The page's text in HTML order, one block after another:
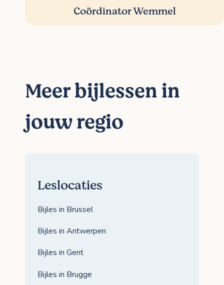
Coördinator Wemmel
Meer bijlessen in
jouw regio
Leslocaties
Bijles in Brussel
Bijles in Antwerpen
Bijles in Gent
Bijles in Brugge